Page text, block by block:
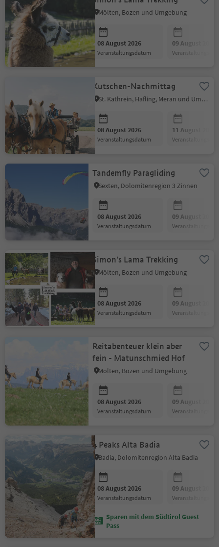
Mölten, Bozen und Umgebung
08 August 2026
Veranstaltungsdatum
09 August 2026
Kutschen-Nachmittag
St. Kathrein, Hafling, Meran und Umgebung
08 August 2026
Veranstaltungsdatum
11 August 2026
Tandemfly Paragliding
Sexten, Dolomitenregion 3 Zinnen
08 August 2026
Veranstaltungsdatum
09 August 2026
Simon's Lama Trekking
Mölten, Bozen und Umgebung
08 August 2026
Veranstaltungsdatum
09 August 2026
Reitabenteuer klein aber
fein - Matunschmied Hof
Mölten, Bozen und Umgebung
08 August 2026
Veranstaltungsdatum
09 August 2026
4 Peaks Alta Badia
Badia, Dolomitenregion Alta Badia
08 August 2026
Veranstaltungsdatum
09 August 2026
Sparen mit dem Südtirol Guest
Pass